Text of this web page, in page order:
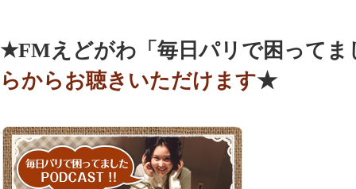
★FMえどがわ「毎日パリで困ってま
らからお聴きいただけます★